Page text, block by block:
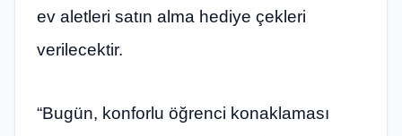
ev aletleri satın alma hediye çekleri
verilecektir.
“Bugün, konforlu öğrenci konaklaması